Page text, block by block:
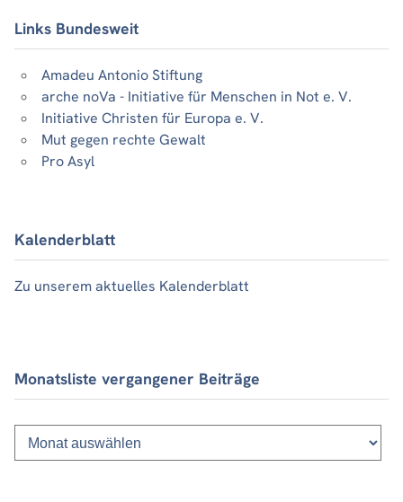
Links Bundesweit
Amadeu Antonio Stiftung
arche noVa - Initiative für Menschen in Not e. V.
Initiative Christen für Europa e. V.
Mut gegen rechte Gewalt
Pro Asyl
Kalenderblatt
Zu unserem aktuelles Kalenderblatt
Monatsliste vergangener Beiträge
Monatsliste
vergangener
Beiträge